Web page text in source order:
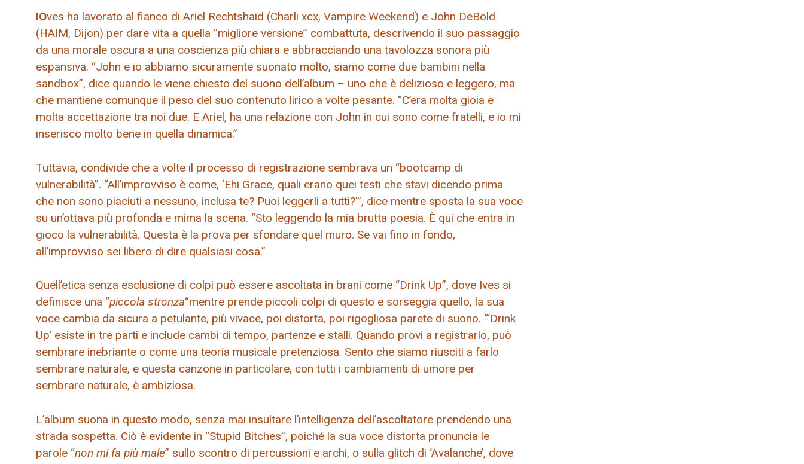
IOves ha lavorato al fianco di Ariel Rechtshaid (Charli xcx, Vampire Weekend) e John DeBold
(HAIM, Dijon) per dare vita a quella “migliore versione” combattuta, descrivendo il suo passaggio
da una morale oscura a una coscienza più chiara e abbracciando una tavolozza sonora più
espansiva. “John e io abbiamo sicuramente suonato molto, siamo come due bambini nella
sandbox”, dice quando le viene chiesto del suono dell’album – uno che è delizioso e leggero, ma
che mantiene comunque il peso del suo contenuto lirico a volte pesante. “C’era molta gioia e
molta accettazione tra noi due. E Ariel, ha una relazione con John in cui sono come fratelli, e io mi
inserisco molto bene in quella dinamica.”
Tuttavia, condivide che a volte il processo di registrazione sembrava un “bootcamp di
vulnerabilità”. “All’improvviso è come, ‘Ehi Grace, quali erano quei testi che stavi dicendo prima
che non sono piaciuti a nessuno, inclusa te? Puoi leggerli a tutti?'”, dice mentre sposta la sua voce
su un’ottava più profonda e mima la scena. “Sto leggendo la mia brutta poesia. È qui che entra in
gioco la vulnerabilità. Questa è la prova per sfondare quel muro. Se vai fino in fondo,
all’improvviso sei libero di dire qualsiasi cosa.”
Quell’etica senza esclusione di colpi può essere ascoltata in brani come “Drink Up”, dove Ives si
definisce una “piccola stronza“mentre prende piccoli colpi di questo e sorseggia quello, la sua
voce cambia da sicura a petulante, più vivace, poi distorta, poi rigogliosa parete di suono. “‘Drink
Up’ esiste in tre parti e include cambi di tempo, partenze e stalli. Quando provi a registrarlo, può
sembrare inebriante o come una teoria musicale pretenziosa. Sento che siamo riusciti a farlo
sembrare naturale, e questa canzone in particolare, con tutti i cambiamenti di umore per
sembrare naturale, è ambiziosa.
L’album suona in questo modo, senza mai insultare l’intelligenza dell’ascoltatore prendendo una
strada sospetta. Ciò è evidente in “Stupid Bitches”, poiché la sua voce distorta pronuncia le
parole “non mi fa più male” sullo scontro di percussioni e archi, o sulla glitch di ‘Avalanche’, dove